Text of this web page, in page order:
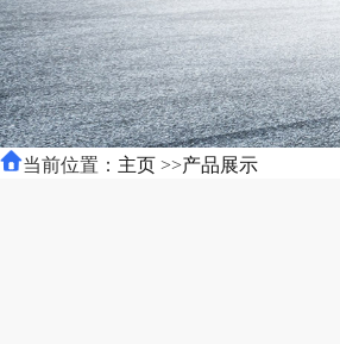
当前位置： 主页 >>产品展示